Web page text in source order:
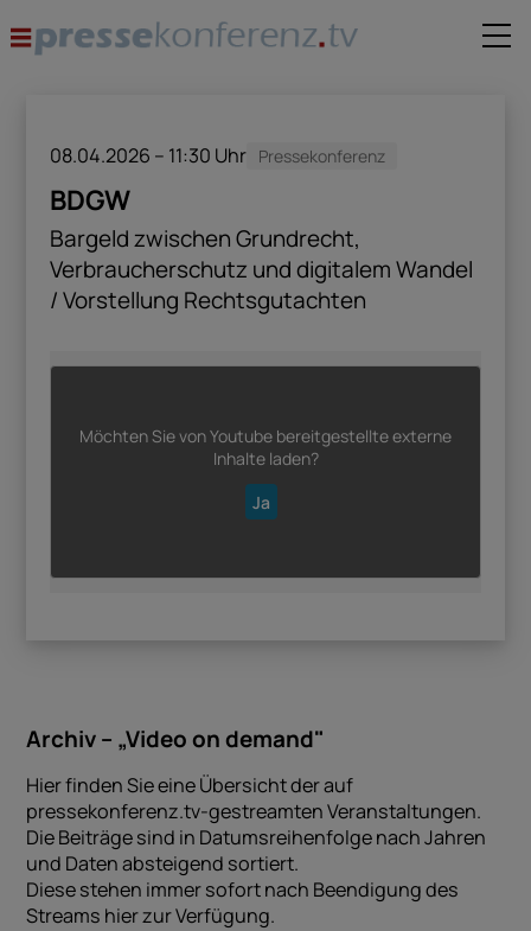
08.04.2026 – 11:30 Uhr Pressekonferenz
BDGW
Bargeld zwischen Grundrecht,
Verbraucherschutz und digitalem Wandel
/ Vorstellung Rechtsgutachten
Möchten Sie vonYoutube bereitgestellte externe
Inhalte laden?
Ja
Archiv – „Video on demand"
Hier finden Sie eine Übersicht der auf
pressekonferenz.tv-gestreamten Veranstaltungen.
Die Beiträge sind in Datumsreihenfolge nach Jahren
und Daten absteigend sortiert.
Diese stehen immer sofort nach Beendigung des
Streams hier zur Verfügung.